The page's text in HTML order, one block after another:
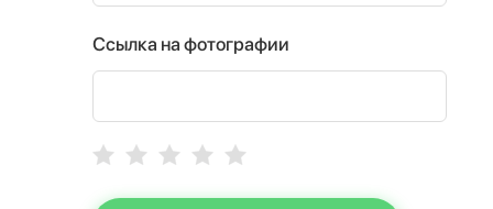
Ссылка на фотографии